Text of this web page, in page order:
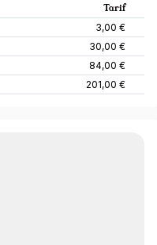
Tarif
3,00 €
30,00 €
84,00 €
201,00 €